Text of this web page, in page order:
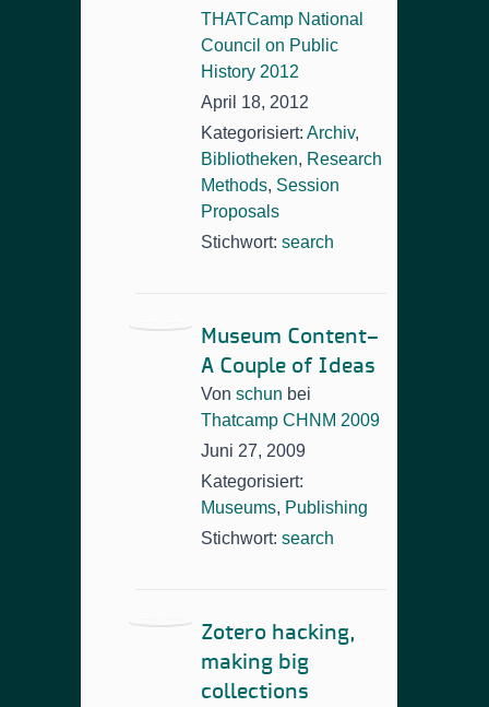
THATCamp National
Council on Public
History 2012
April 18, 2012
Kategorisiert: Archiv,
Bibliotheken, Research
Methods, Session
Proposals
Stichwort: search
Museum Content–
A Couple of Ideas
Von schun bei
Thatcamp CHNM 2009
Juni 27, 2009
Kategorisiert:
Museums, Publishing
Stichwort: search
Zotero hacking,
making big
collections